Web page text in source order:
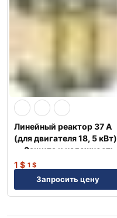
Линейный реактор 37 А
(для двигателя 18, 5 кВт)
— Защита и надежность
NEP
1 $ 1 $
Запросить цену